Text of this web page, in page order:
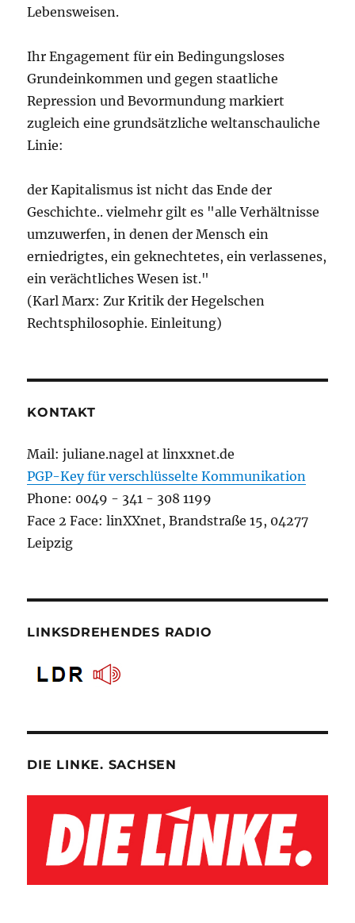
Lebensweisen.
Ihr Engagement für ein Bedingungsloses
Grundeinkommen und gegen staatliche
Repression und Bevormundung markiert
zugleich eine grundsätzliche weltanschauliche
Linie:
der Kapitalismus ist nicht das Ende der
Geschichte.. vielmehr gilt es "alle Verhältnisse
umzuwerfen, in denen der Mensch ein
erniedrigtes, ein geknechtetes, ein verlassenes,
ein verächtliches Wesen ist."
(Karl Marx: Zur Kritik der Hegelschen
Rechtsphilosophie. Einleitung)
KONTAKT
Mail: juliane.nagel at linxxnet.de
PGP-Key für verschlüsselte Kommunikation
Phone: 0049 - 341 - 308 1199
Face 2 Face: linXXnet, Brandstraße 15, 04277
Leipzig
LINKSDREHENDES RADIO
DIE LINKE. SACHSEN